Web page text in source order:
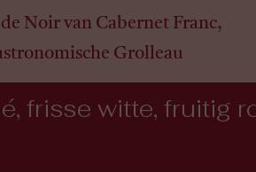
Noir van Cabernet Franc,
Grolleau
frisse witte, fruitig